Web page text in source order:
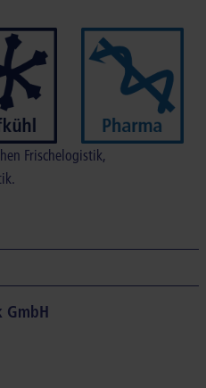
Frischelogistik,
GmbH